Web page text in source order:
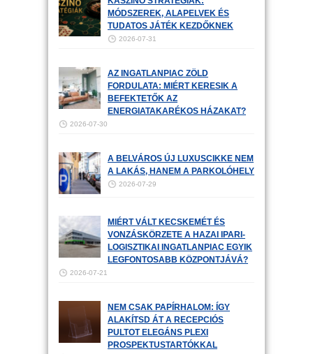
MÓDSZEREK, ALAPELVEK ÉS
TUDATOS JÁTÉK KEZDŐKNEK
2026-07-31
AZ INGATLANPIAC ZÖLD
FORDULATA: MIÉRT KERESIK A
BEFEKTETŐK AZ
ENERGIATAKARÉKOS HÁZAKAT?
2026-07-30
A BELVÁROS ÚJ LUXUSCIKKE NEM
A LAKÁS, HANEM A PARKOLÓHELY
2026-07-29
MIÉRT VÁLT KECSKEMÉT ÉS
VONZÁSKÖRZETE A HAZAI IPARI-
LOGISZTIKAI INGATLANPIAC EGYIK
LEGFONTOSABB KÖZPONTJÁVÁ?
2026-07-21
NEM CSAK PAPÍRHALOM: ÍGY
ALAKÍTSD ÁT A RECEPCIÓS
PULTOT ELEGÁNS PLEXI
PROSPEKTUSTARTÓKKAL